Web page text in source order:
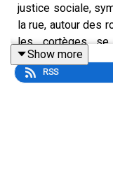
justice sociale,
la rue, autour des
les cortèges se
violents. Dans
ont été au plus
Show more
RSS